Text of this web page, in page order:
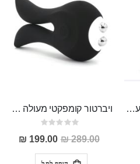
"Artur" רוקט פוקט מקצועי חזק במיוחד
ויברטור קומפקטי מעולה לגירוי פטמות ודגדגן מסיליקון רפואי בעל 10 מצבי רטט , נטען
Rating:
289.00 ₪
מחיר
מבצע
199.00 ₪